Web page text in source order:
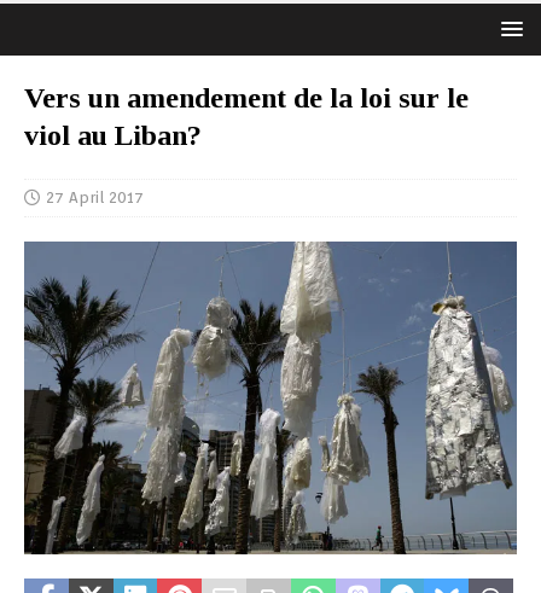
Vers un amendement de la loi sur le
viol au Liban?
27 April 2017